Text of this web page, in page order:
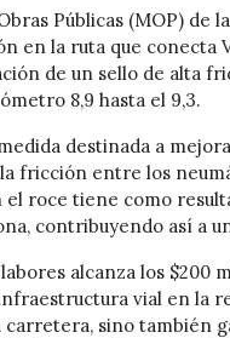
Públicas (MOP)
en la ruta que conecta
de un sello de alta
8,9 hasta el 9,3.
destinada a
fricción entre los
roce tiene como
contribuyendo así a
alcanza los $200
vial en la
sino también